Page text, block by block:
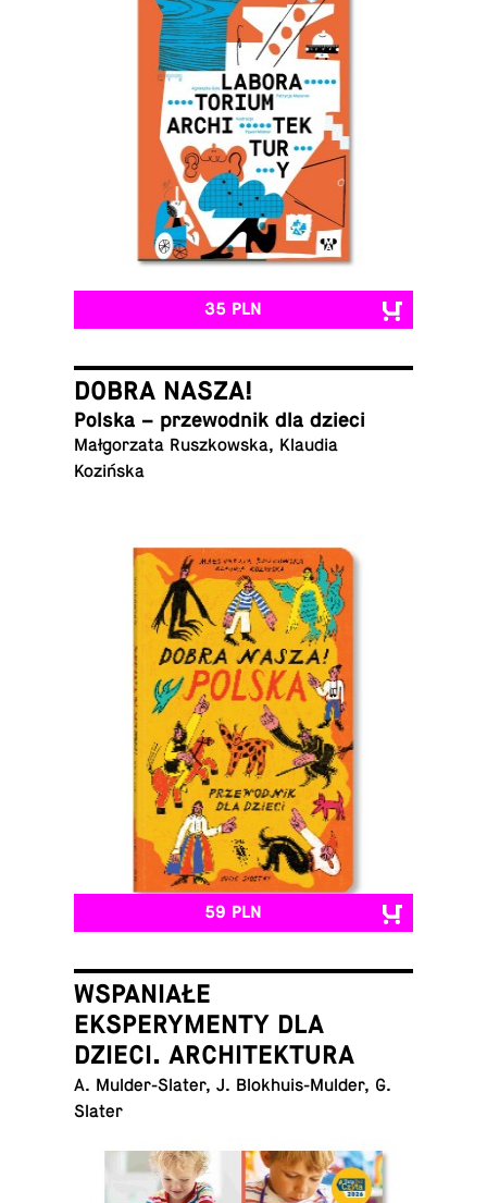
35 PLN
DOBRA NASZA!
Polska – prze­wod­nik dla dzieci
Mał­go­rza­ta Rusz­kow­ska, Klaudia
Kozińska
59 PLN
WSPANIAŁE
EKSPERYMENTY DLA
DZIECI. ARCHITEKTURA
A. Mul­der-Sla­ter, J. Blo­khu­is-Mul­der, G.
Slater